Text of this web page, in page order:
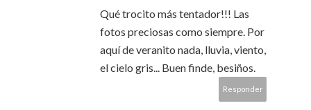
Qué trocito más tentador!!! Las
fotos preciosas como siempre. Por
aquí de veranito nada, lluvia, viento,
el cielo gris... Buen finde, besiños.
Responder